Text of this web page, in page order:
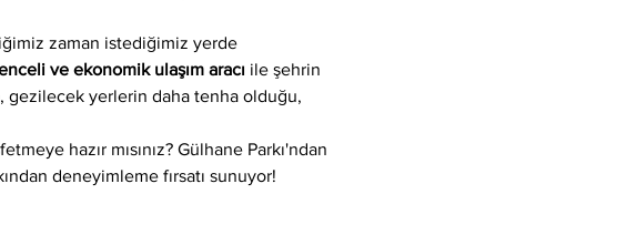
zaman istediğimiz yerde
ve ekonomik ulaşım aracı ile şehrin
gezilecek yerlerin daha tenha olduğu,
hazır mısınız? Gülhane Parkı'ndan
deneyimleme fırsatı sunuyor!